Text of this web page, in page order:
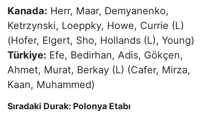
Kanada: Herr, Maar, Demyanenko,
Ketrzynski, Loeppky, Howe, Currie (L)
(Hofer, Elgert, Sho, Hollands (L), Young)
Türkiye: Efe, Bedirhan, Adis, Gökçen,
Ahmet, Murat, Berkay (L) (Cafer, Mirza,
Kaan, Muhammed)
Sıradaki Durak: Polonya Etabı